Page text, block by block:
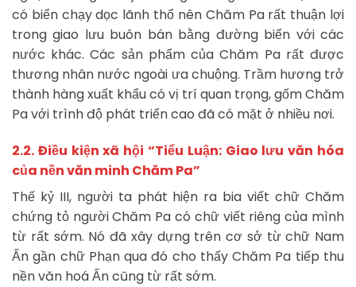
có biển chạy dọc lãnh thổ nên Chăm Pa rất thuận lợi
trong giao lưu buôn bán bằng đường biển với các
nước khác. Các sản phẩm của Chăm Pa rất được
thương nhân nước ngoài ưa chuộng. Trầm hương trở
thành hàng xuất khẩu có vị trí quan trọng, gốm Chăm
Pa với trình độ phát triển cao đã có mặt ở nhiều nơi.
2.2. Điều kiện xã hội “Tiểu Luận: Giao lưu văn hóa
của nền văn minh Chăm Pa”
Thế kỷ III, người ta phát hiện ra bia viết chữ Chăm
chứng tỏ người Chăm Pa có chữ viết riêng của mình
từ rất sớm. Nó đã xây dựng trên cơ sở từ chữ Nam
Ấn gần chữ Phạn qua đó cho thấy Chăm Pa tiếp thu
nền văn hoá Ấn cũng từ rất sớm.